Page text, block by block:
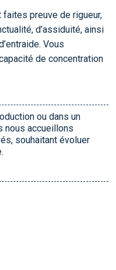
preuve de rigueur,
d’assiduité, ainsi
Vous
de concentration
ou dans un
nous accueillons
souhaitant évoluer